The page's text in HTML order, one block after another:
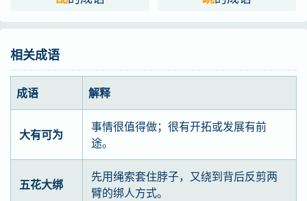
相关成语
成语 解释
大有可为
事情很值得做；很有开拓或发展有前
途。
五花大绑
先用绳索套住脖子，又绕到背后反剪两
臂的绑人方式。